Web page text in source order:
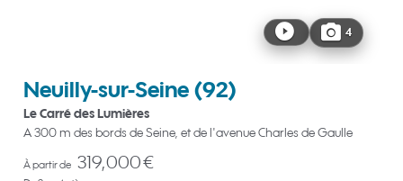
4
Neuilly-sur-Seine (92)
Le Carré des Lumières
A 300 m des bords de Seine, et de l'avenue Charles de Gaulle
À partir de 319,000 €